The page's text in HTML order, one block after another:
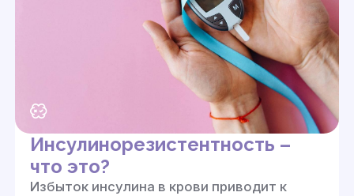
Инсулинорезистентность –
что это?
Избыток инсулина в крови приводит к